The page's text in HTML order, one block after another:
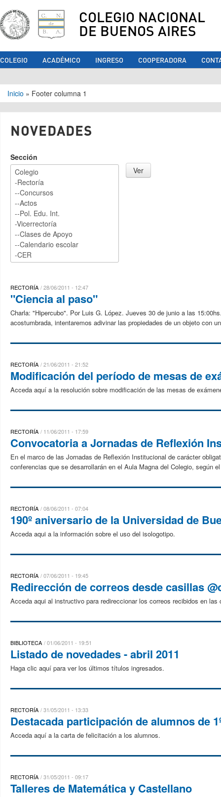
COLEGIO NACIONAL
DE BUENOS AIRES
COLEGIO ACADÉMICO INGRESO COOPERADORA
Se encuentra usted aquí
Inicio » Footer columna 1
NOVEDADES
Sección
RECTORÍA 28/06/2011 - 12:47
"Ciencia al paso"
Charla: "Hipercubo". Por Luis G. López. Jueves 30 de junio a las
acostumbrada, intentaremos adivinar las propiedades de un objeto con
RECTORÍA 21/06/2011 - 21:52
Modificación del período de mesas de
Acceda aquí a la resolución sobre modificación de las mesas de
RECTORÍA 11/06/2011 - 17:59
Convocatoria a Jornadas de Reflexión
En el marco de las Jornadas de Reflexión Institucional de carácter
conferencias que se desarrollarán en el Aula Magna del Colegio, según
RECTORÍA 08/06/2011 - 07:04
190º aniversario de la Universidad de
Acceda aqui a la información sobre el uso del isologotipo.
RECTORÍA 07/06/2011 - 19:45
Redirección de correos desde casillas
Acceda aqui al instructivo para redireccionar los correos recibidos en
BIBLIOTECA 01/06/2011 - 19:51
Listado de novedades - abril 2011
Haga clic aquí para ver los últimos títulos ingresados.
RECTORÍA 31/05/2011 - 13:33
Destacada participación de alumnos de
Acceda aquí a la carta de felicitación a los alumnos.
RECTORÍA 31/05/2011 - 09:17
Talleres de Matemática y Castellano